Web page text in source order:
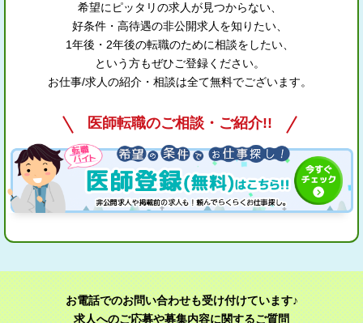
希望にピッタリの求人が見つからない、
好条件・高待遇の非公開求人を知りたい、
1年後・2年後の転職のために相談をしたい、
という方もぜひご登録ください。
お仕事/求人の紹介・相談は全て無料でございます。
医師転職のご相談・ご紹介!!
お電話でのお問い合わせも受け付けています♪
求人へのご応募や募集内容に関するご質問